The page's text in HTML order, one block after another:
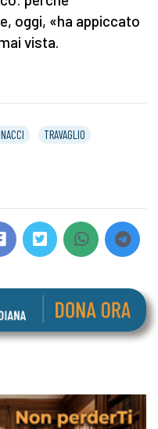
oggi, «ha appiccato
vista.
TRAVAGLIO